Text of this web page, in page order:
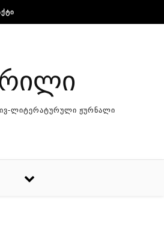
ლიტერატურული ჟურნალი